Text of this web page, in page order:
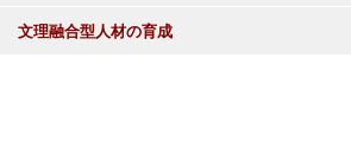
文理融合型人材の育成